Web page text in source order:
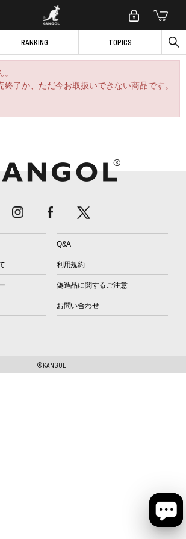
RANKING TOPICS
終了か、ただ今お取扱いできない商品です。
Q&A
利用規約
偽造品に関するご注意
お問い合わせ
©KANGOL